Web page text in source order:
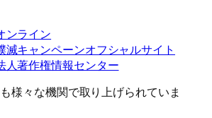
ンライン
滅キャンペーンオフシャルサイト
人著作権情報センター
様々な機関で取り上げられていま